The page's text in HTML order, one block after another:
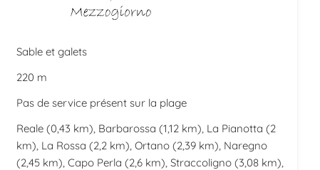
Sable et galets
220 m
Pas de service présent sur la plage
Reale (0,43 km), Barbarossa (1,12 km), La Pianotta (2
km), La Rossa (2,2 km), Ortano (2,39 km), Naregno
(2,45 km), Capo Perla (2,6 km), Straccoligno (3,08 km),